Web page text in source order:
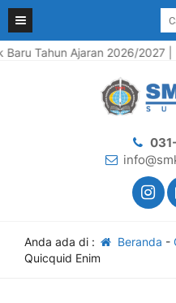
Tahun Ajaran 2026/2027 |
Anda ada di : Beranda -
Quicquid Enim